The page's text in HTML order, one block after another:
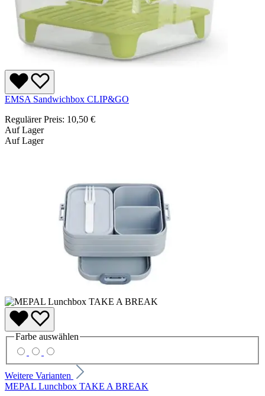
EMSA Sandwichbox CLIP&GO
Regulärer Preis: 10,50 €
Auf Lager
Auf Lager
Farbe auswählen
Weitere Varianten
MEPAL Lunchbox TAKE A BREAK